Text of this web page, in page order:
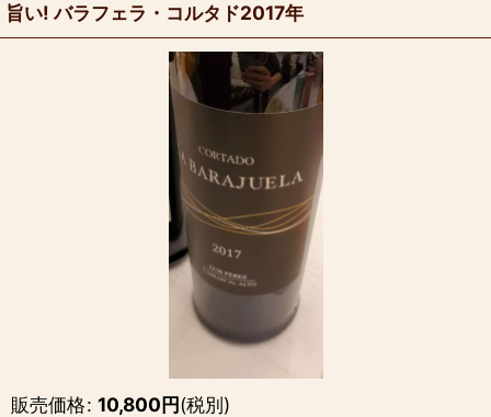
旨い! バラフェラ・コルタド2017年
販売価格: 10,800円(税別)